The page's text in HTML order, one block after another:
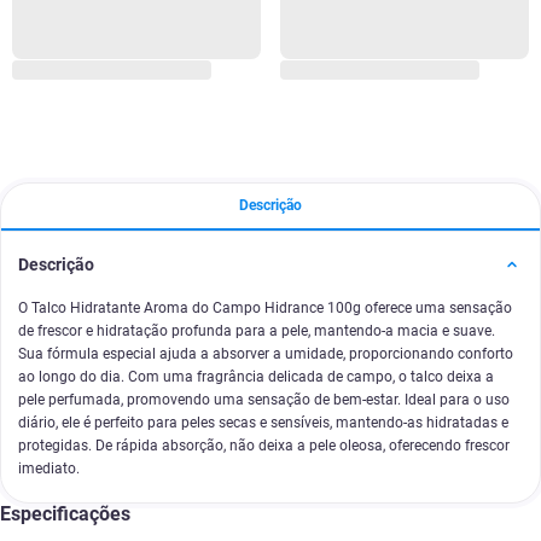
Descrição
Descrição
O Talco Hidratante Aroma do Campo Hidrance 100g oferece uma sensação
de frescor e hidratação profunda para a pele, mantendo-a macia e suave.
Sua fórmula especial ajuda a absorver a umidade, proporcionando conforto
ao longo do dia. Com uma fragrância delicada de campo, o talco deixa a
pele perfumada, promovendo uma sensação de bem-estar. Ideal para o uso
diário, ele é perfeito para peles secas e sensíveis, mantendo-as hidratadas e
protegidas. De rápida absorção, não deixa a pele oleosa, oferecendo frescor
imediato.
Especificações